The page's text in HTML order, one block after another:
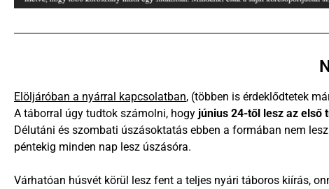
Elöljáróban a nyárral kapcsolatban, (többen is érdeklődtetek
A táborral úgy tudtok számolni, hogy június 24-től lesz az első
Délutáni és szombati úszásoktatás ebben a formában nem
péntekig minden nap lesz úszásóra.
Várhatóan húsvét körül lesz fent a teljes nyári táboros kiírás,